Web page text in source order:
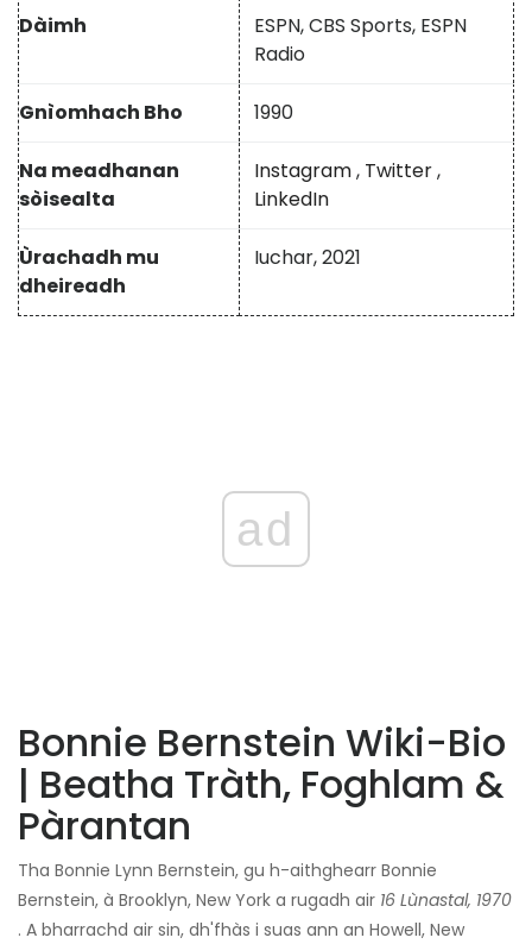
Dàimh
ESPN, CBS Sports, ESPN
Radio
Gnìomhach Bho 1990
Na meadhanan
sòisealta
Instagram, Twitter,
LinkedIn
Ùrachadh mu
dheireadh
Iuchar, 2021
ad
Bonnie Bernstein Wiki-Bio
| Beatha Tràth, Foghlam &
Pàrantan
Tha Bonnie Lynn Bernstein, gu h-aithghearr Bonnie
Bernstein, à Brooklyn, New York a rugadh air 16 Lùnastal, 1970
. A bharrachd air sin, dh'fhàs i suas ann an Howell, New